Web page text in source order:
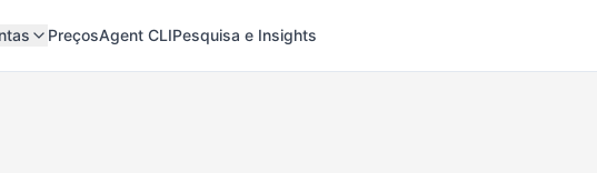
PreçosAgent CLIPesquisa e Insights